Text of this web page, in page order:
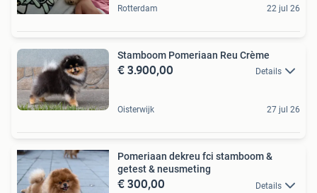
Rotterdam 22 jul 26
Stamboom Pomeriaan Reu Crème
€ 3.900,00 Details
Oisterwijk 27 jul 26
Pomeriaan dekreu fci stamboom &
getest & neusmeting
€ 300,00 Details